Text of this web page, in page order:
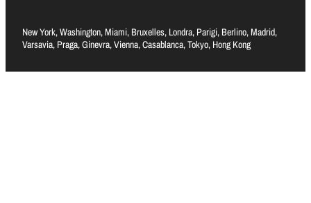
New York, Washington, Miami, Bruxelles, Londra, Parigi, Berlino, Madrid,
Varsavia, Praga, Ginevra, Vienna, Casablanca, Tokyo, Hong Kong